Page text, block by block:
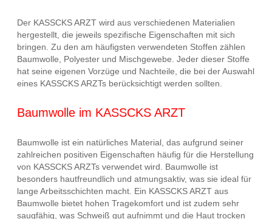
Der KASSCKS ARZT wird aus verschiedenen Materialien
hergestellt, die jeweils spezifische Eigenschaften mit sich
bringen. Zu den am häufigsten verwendeten Stoffen zählen
Baumwolle, Polyester und Mischgewebe. Jeder dieser Stoffe
hat seine eigenen Vorzüge und Nachteile, die bei der Auswahl
eines KASSCKS ARZTs berücksichtigt werden sollten.
Baumwolle im KASSCKS ARZT
Baumwolle ist ein natürliches Material, das aufgrund seiner
zahlreichen positiven Eigenschaften häufig für die Herstellung
von KASSCKS ARZTs verwendet wird. Baumwolle ist
besonders hautfreundlich und atmungsaktiv, was sie ideal für
lange Arbeitsschichten macht. Ein KASSCKS ARZT aus
Baumwolle bietet hohen Tragekomfort und ist zudem sehr
saugfähig, was Schweiß gut aufnimmt und die Haut trocken